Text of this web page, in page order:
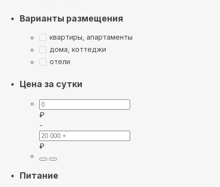
Варианты размещения
квартиры, апартаменты
дома, коттеджи
отели
Цена за сутки
₽
-
₽
Питание